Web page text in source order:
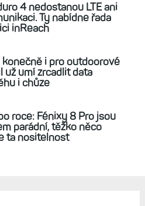
4 nedostanou LTE ani
Ty nabídne řada
inReach
i pro outdoorové
už umí zrcadlit data
i chůze
roce: Fénixy 8 Pro jsou
parádní, těžko něco
ta nositelnost